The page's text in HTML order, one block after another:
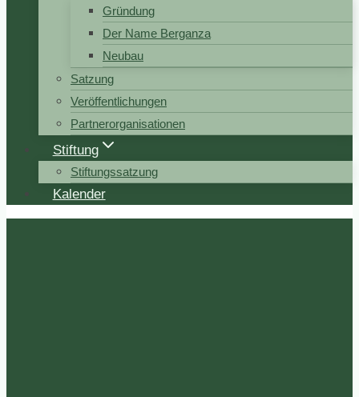
Gründung
Der Name Berganza
Neubau
Satzung
Veröffentlichungen
Partnerorganisationen
Stiftung
Stiftungssatzung
Kalender